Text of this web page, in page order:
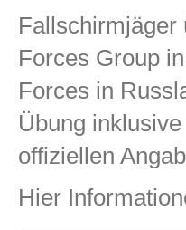
Fallschirmjäger
Forces Group
Forces in
Übung
offiziellen
Hier